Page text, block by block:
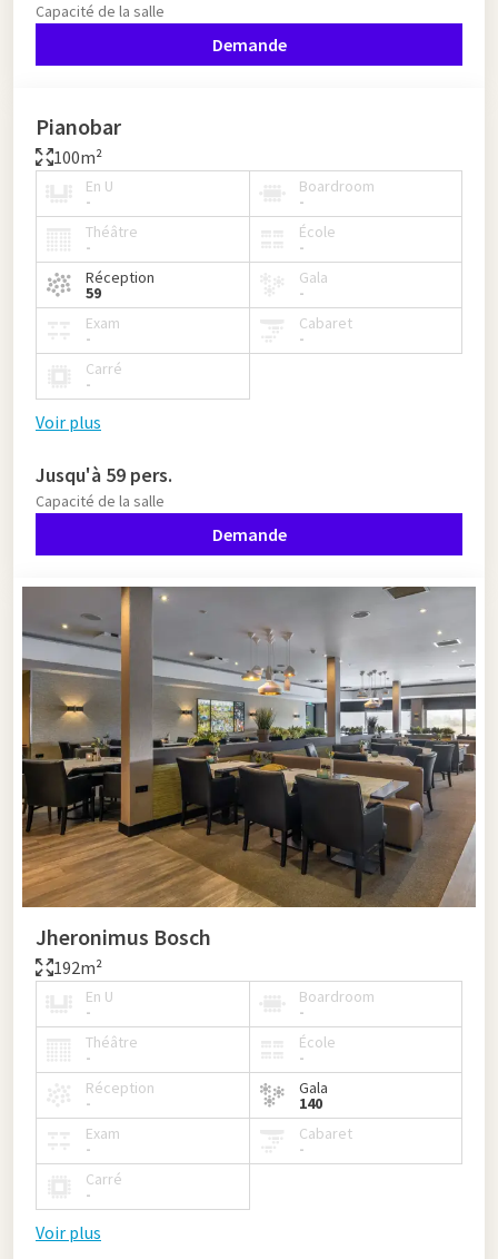
Capacité de la salle
Demande
Pianobar
100m²
En U
-
Boardroom
-
Théâtre
-
École
-
Réception
59
Gala
-
Exam
-
Cabaret
-
Carré
-
Voir plus
Jusqu'à 59 pers.
Capacité de la salle
Demande
Jheronimus Bosch
192m²
En U
-
Boardroom
-
Théâtre
-
École
-
Réception
-
Gala
140
Exam
-
Cabaret
-
Carré
-
Voir plus